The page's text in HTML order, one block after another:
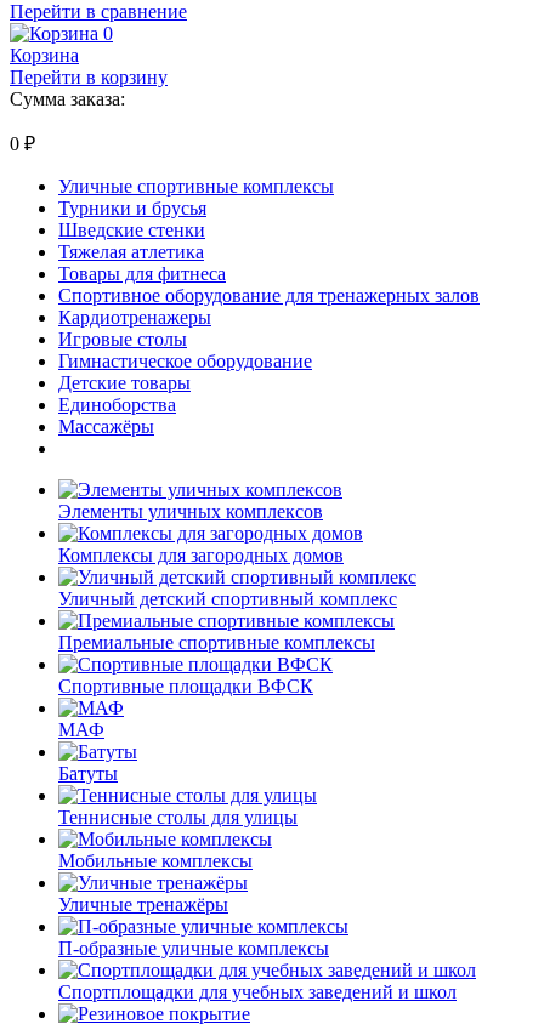
Перейти в сравнение
0
Корзина
Перейти в корзину
Сумма заказа:
0 ₽
Уличные спортивные комплексы
Турники и брусья
Шведские стенки
Тяжелая атлетика
Товары для фитнеса
Спортивное оборудование для тренажерных залов
Кардиотренажеры
Игровые столы
Гимнастическое оборудование
Детские товары
Единоборства
Массажёры
Элементы уличных комплексов
Комплексы для загородных домов
Уличный детский спортивный комплекс
Премиальные спортивные комплексы
Спортивные площадки ВФСК
МАФ
Батуты
Теннисные столы для улицы
Мобильные комплексы
Уличные тренажёры
П-образные уличные комплексы
Спортплощадки для учебных заведений и школ